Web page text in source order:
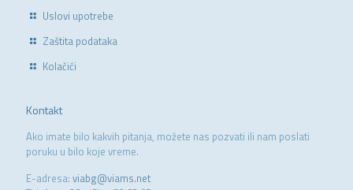
Uslovi upotrebe
Zaštita podataka
Kolačići
Kontakt
Ako imate bilo kakvih pitanja, možete nas pozvati ili nam poslati
poruku u bilo koje vreme.
E-adresa: viabg@viams.net